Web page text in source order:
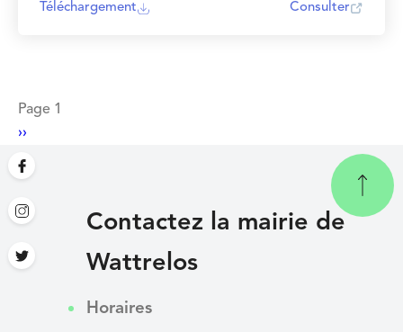
Téléchargement Consulter
Pagination
Page 1
Page
suivante
››
Contactez la mairie de
Wattrelos
Horaires